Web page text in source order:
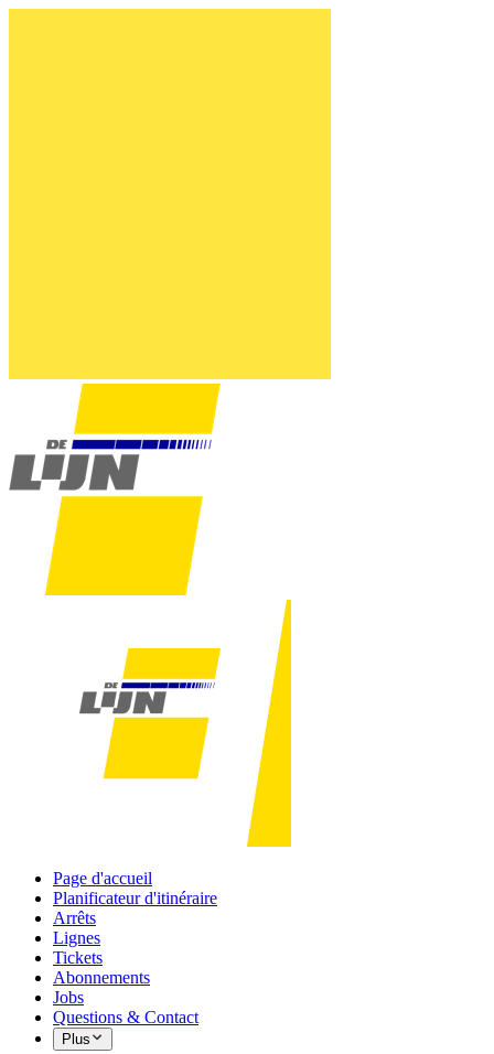
Page d'accueil
Planificateur d'itinéraire
Arrêts
Lignes
Tickets
Abonnements
Jobs
Questions & Contact
Plus